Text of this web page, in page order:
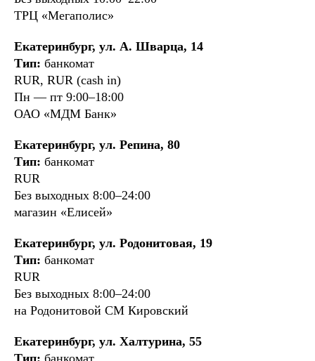
ТРЦ «Мегаполис»
Екатеринбург, ул. А. Шварца, 14
Тип: банкомат
RUR, RUR (cash in)
Пн — пт 9:00–18:00
ОАО «МДМ Банк»
Екатеринбург, ул. Репина, 80
Тип: банкомат
RUR
Без выходных 8:00–24:00
магазин «Елисей»
Екатеринбург, ул. Родонитовая, 19
Тип: банкомат
RUR
Без выходных 8:00–24:00
на Родонитовой СМ Кировский
Екатеринбург, ул. Халтурина, 55